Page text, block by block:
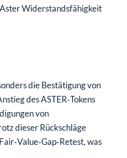
Widerstandsfähigkeit
die Bestätigung von
des ASTER‑Tokens
von
dieser Rückschläge
was